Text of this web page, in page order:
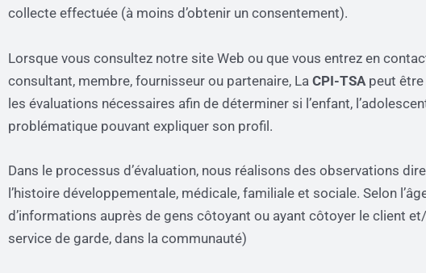
collecte effectuée (à moins d’obtenir un consentement).
Lorsque vous consultez notre site Web ou que vous entrez en
consultant, membre, fournisseur ou partenaire, La CPI-TSA peut
les évaluations nécessaires afin de déterminer si l’enfant,
problématique pouvant expliquer son profil.
Dans le processus d’évaluation, nous réalisons des observations
l’histoire développementale, médicale, familiale et sociale. Selon
d’informations auprès de gens côtoyant ou ayant côtoyer le client
service de garde, dans la communauté)